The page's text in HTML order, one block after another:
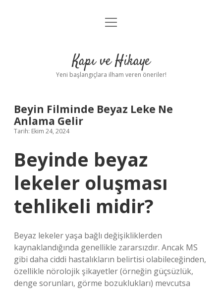
Anasayfa
Yasal Uyarı
menüyü
Kapı ve Hikaye
Yeni başlangıçlara ilham veren öneriler!
Beyin Filminde Beyaz Leke Ne
Anlama Gelir
Tarih: Ekim 24, 2024
Beyinde beyaz
lekeler oluşması
tehlikeli midir?
Beyaz lekeler yaşa bağlı değişikliklerden
kaynaklandığında genellikle zararsızdır. Ancak MS
gibi daha ciddi hastalıkların belirtisi olabileceğinden,
özellikle nörolojik şikayetler (örneğin güçsüzlük,
denge sorunları, görme bozuklukları) mevcutsa